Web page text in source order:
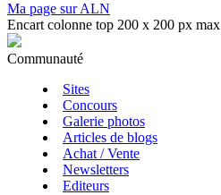
Ma page sur ALN
Encart colonne top 200 x 200 px max
Communauté
Sites
Concours
Galerie photos
Articles de blogs
Achat / Vente
Newsletters
Editeurs